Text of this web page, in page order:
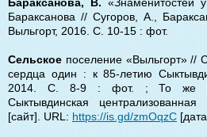
Бараксанова // Сугоров, А.,
Выльгорт, 2016. С. 10-15 : фот.
Сельское поселение «Выльгорт» //
сердца один : к 85-летию
2014. С. 8-9 : фот. ; То же
Сыктывдинская
[сайт]. URL: https://is.gd/zmOqzC